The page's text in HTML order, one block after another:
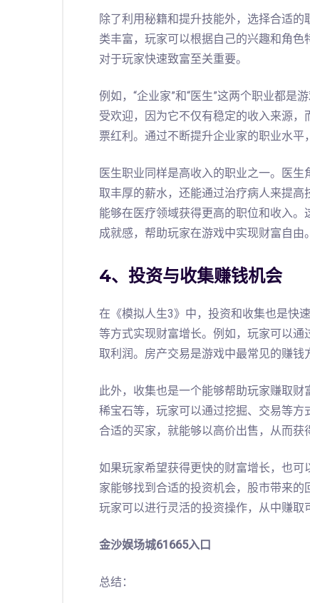
除了利用秘籍和提升技能外，选择合适
类丰富，玩家可以根据自己的兴趣和角
对于玩家快速致富至关重要。
例如，“企业家”和“医生”这两个职业都
受欢迎，因为它不仅有稳定的收入来源
票红利。通过不断提升企业家的职业水平
医生职业同样是高收入的职业之一。医
取丰厚的薪水，还能通过治疗病人来提高
能够在医疗领域获得更高的职位和收入
成就感，帮助玩家在游戏中实现财富自由。
4、投资与收集赚钱机会
在《模拟人生3》中，投资和收集也是快
等方式实现财富增长。例如，玩家可以
取利润。房产交易是游戏中最常见的赚钱
此外，收集也是一个能够帮助玩家赚取
稀宝石等，玩家可以通过挖掘、交易等
合适的买家，就能够以高价出售，从而获
如果玩家希望获得更快的财富增长，也
家能够找到合适的投资机会，股市带来的
玩家可以进行灵活的投资操作，从中赚取
金沙娱场城61665入口
总结：